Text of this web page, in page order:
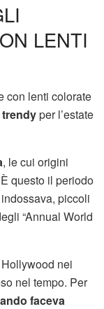
LENTI
con lenti colorate
per l’estate
, le cui origini
questo il periodo
piccoli
“Annual World
nei
nel tempo. Per
faceva